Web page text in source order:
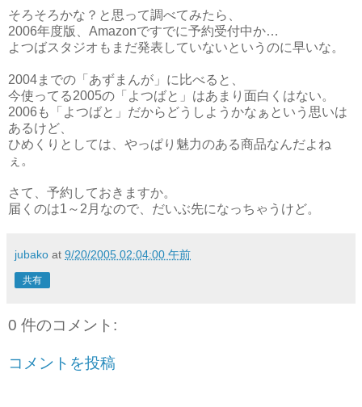
そろそろかな？と思って調べてみたら、
2006年度版、Amazonですでに予約受付中か…
よつばスタジオもまだ発表していないというのに早いな。
2004までの「あずまんが」に比べると、
今使ってる2005の「よつばと」はあまり面白くはない。
2006も「よつばと」だからどうしようかなぁという思いは
あるけど、
ひめくりとしては、やっぱり魅力のある商品なんだよね
ぇ。
さて、予約しておきますか。
届くのは1～2月なので、だいぶ先になっちゃうけど。
jubako at 9/20/2005 02:04:00 午前
共有
0 件のコメント:
コメントを投稿